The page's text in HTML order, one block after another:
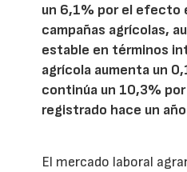
un 6,1% por el efecto
campañas agrícolas,
estable en términos
agrícola aumenta un
continúa un 10,3%
registrado hace un
El mercado laboral